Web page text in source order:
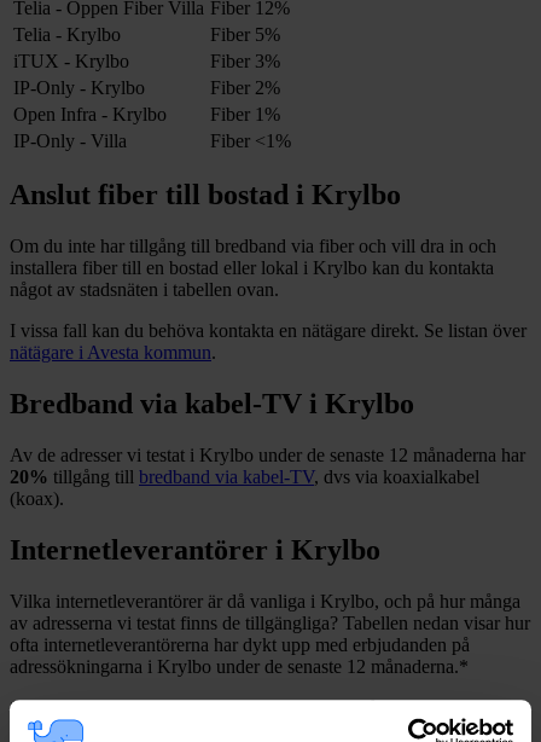
Telia - Öppen Fiber Villa Fiber 12%
Telia - Krylbo
Fiber 5%
iTUX - Krylbo
Fiber 3%
IP-Only - Krylbo
Fiber 2%
Open Infra - Krylbo
Fiber 1%
IP-Only - Villa
Fiber <1%
Anslut fiber till bostad i Krylbo
Om du inte har tillgång till bredband via fiber och vill dra in och
installera fiber till en bostad eller lokal i Krylbo kan du kontakta
något av stadsnäten i tabellen ovan.
I vissa fall kan du behöva kontakta en nätägare direkt. Se listan över
nätägare i Avesta kommun.
Bredband via kabel-TV i Krylbo
Av de adresser vi testat i Krylbo under de senaste 12 månaderna har
20% tillgång till bredband via kabel-TV, dvs via koaxialkabel
(koax).
Internetleverantörer i Krylbo
Vilka internetleverantörer är då vanliga i Krylbo, och på hur många
av adresserna vi testat finns de tillgängliga? Tabellen nedan visar hur
ofta internetleverantörerna har dykt upp med erbjudanden på
adressökningarna i Krylbo under de senaste 12 månaderna.*
*Avser sökningar där det finns fast bredband på adressen.